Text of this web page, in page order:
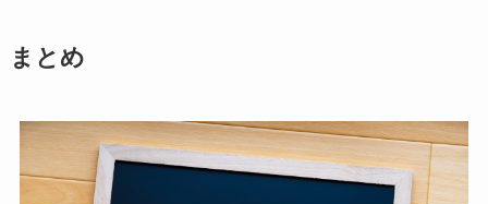
まとめ